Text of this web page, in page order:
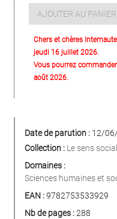
AJOUTER AU PANIER
Chers et chères
jeudi 16 juillet 2026.
Vous pourrez
août 2026.
Date de parution : 12/
Collection : Le sens social
Domaines :
Sciences humaines et
EAN :9782753533929
Nb de pages :288